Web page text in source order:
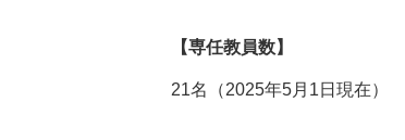
【専任教員数】
21名（2025年5月1日現在）